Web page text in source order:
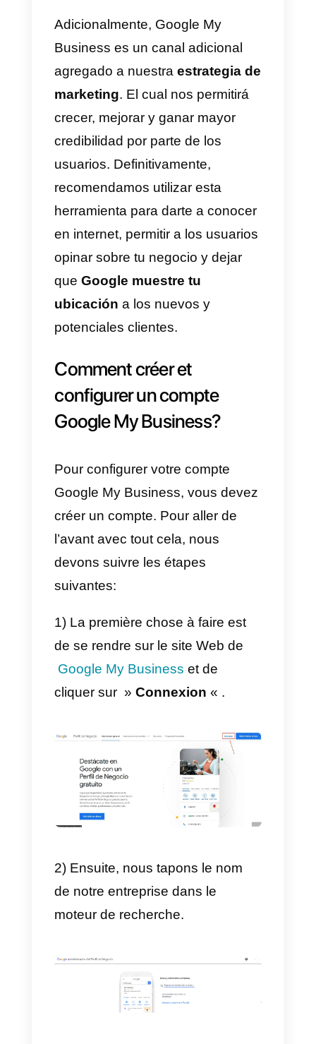
fonctionnalités très intéressantes
pour les entreprises.
Dois-je utiliser Google My
Business dans mon
entreprise?
Google My Business es una
herramienta esencial para las
empresas. Esto se debe a que
este servicio nos expone en un
canal muy usado
usuarios. Nos da la posibilidad
aparecer enGoogle maps
búsquedas de Google y obtener
sumamente importante. Ya que
nos permite ganar mayor
confianza y credibilidad en
internet.
Business es un canal adicional
agregado a nuestra
marketing. El cual nos permitirá
credibilidad por parte de los
usuarios. Definitivamente,
recomendamos utilizar esta
en internet, permitir a los
opinar sobre tu negocio y dejar
que Google muestre tu
potenciales clientes.